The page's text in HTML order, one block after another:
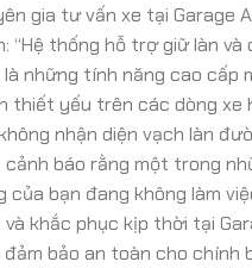
gia tư vấn xe tại Garage
“Hệ thống hỗ trợ giữ làn và
những tính năng cao cấp
thiết yếu trên các dòng xe
nhận diện vạch làn
báo rằng một trong
của bạn đang không làm
khắc phục kịp thời tại
bảo an toàn cho chính